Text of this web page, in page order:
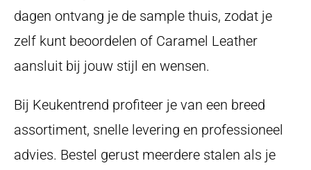
dagen ontvang je de sample thuis, zodat je
zelf kunt beoordelen of Caramel Leather
aansluit bij jouw stijl en wensen.
Bij Keukentrend profiteer je van een breed
assortiment, snelle levering en professioneel
advies. Bestel gerust meerdere stalen als je